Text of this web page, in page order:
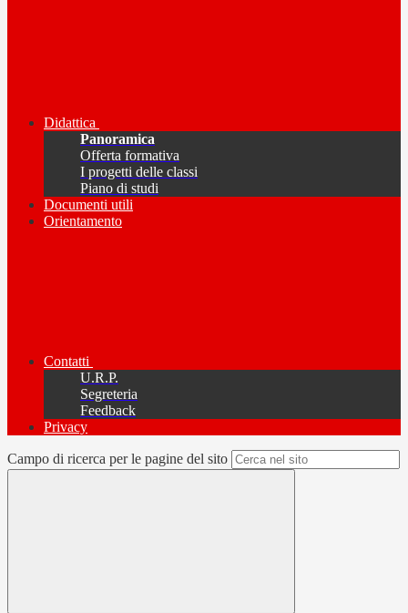
Didattica
Panoramica
Offerta formativa
I progetti delle classi
Piano di studi
Documenti utili
Orientamento
Contatti
U.R.P.
Segreteria
Feedback
Privacy
Campo di ricerca per le pagine del sito